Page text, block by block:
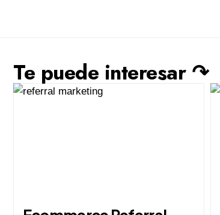
Te puede interesar ↷